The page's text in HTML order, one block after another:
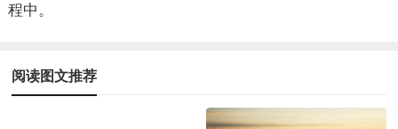
程中。
阅读图文推荐